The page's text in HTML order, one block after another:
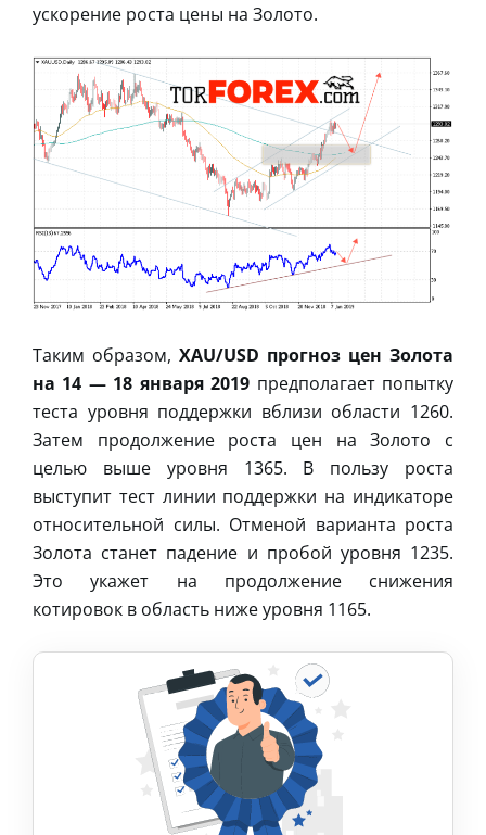
ускорение роста цены на Золото.
Таким образом, XAU/USD прогноз цен Золота
на 14 — 18 января 2019 предполагает попытку
теста уровня поддержки вблизи области 1260.
Затем продолжение роста цен на Золото с
целью выше уровня 1365. В пользу роста
выступит тест линии поддержки на индикаторе
относительной силы. Отменой варианта роста
Золота станет падение и пробой уровня 1235.
Это укажет на продолжение снижения
котировок в область ниже уровня 1165.